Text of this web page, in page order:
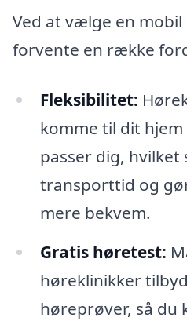
Ved at vælge en
forvente en række
Fleksibilitet:
komme til dit
passer dig,
transporttid og
mere bekvem.
Gratis høretest:
høreklinikker
høreprøver, så du